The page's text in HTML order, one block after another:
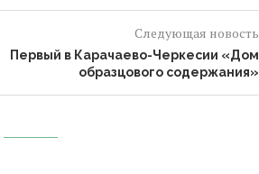
Следующая новость
Первый в Карачаево-Черкесии «Дом
образцового содержания»